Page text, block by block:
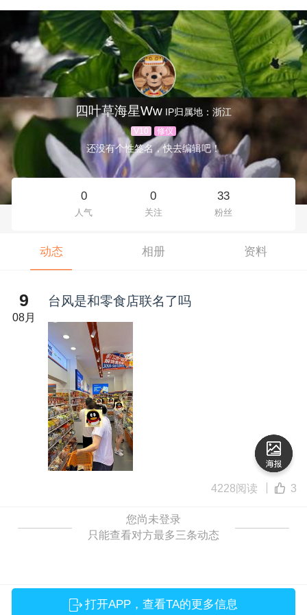
四叶草海星Ww IP归属地：浙江
V10 修仪
还没有个性签名，快去编辑吧！
0
人气
0
关注
33
粉丝
动态 相册 资料
9
08月
台风是和零食店联名了吗
4228阅读 3
您尚未登录
只能查看对方最多三条动态
打开APP，查看TA的更多信息